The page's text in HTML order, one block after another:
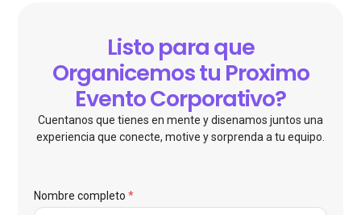
Listo para que
Organicemos tu Proximo
Evento Corporativo?
Cuentanos que tienes en mente y disenamos juntos una
experiencia que conecte, motive y sorprenda a tu equipo.
Nombre completo *